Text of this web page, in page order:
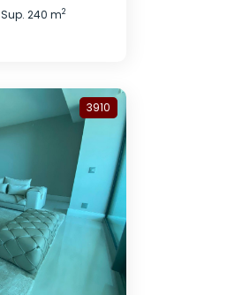
Sup. 240 m2
3910